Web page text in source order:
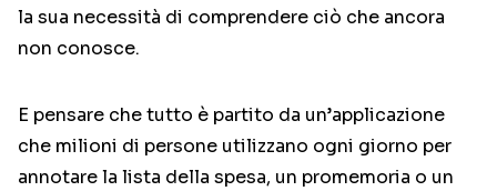
la sua necessità di comprendere ciò che ancora
non conosce.
E pensare che tutto è partito da un’applicazione
che milioni di persone utilizzano ogni giorno per
annotare la lista della spesa, un promemoria o un